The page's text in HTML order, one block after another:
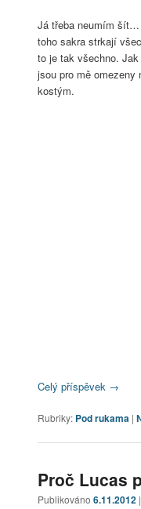
Já třeba neumím šít…
toho sakra strkají
to je tak všechno.
jsou pro mě omezeny
kostým.
Celý příspěvek →
Rubriky: Pod rukama |
Proč Lucas
Publikováno 6.11.2012